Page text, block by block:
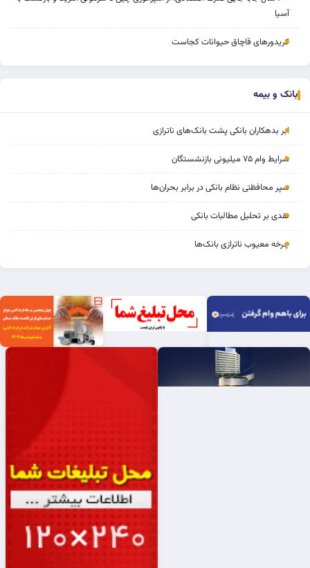
آسیا
کریدورهای قاچاق حیوانات کجاست
بانک و بیمه
ابر بدهکاران بانکی پشت بانک‌های ناترازی
شرایط وام ۷۵ میلیونی بازنشستگان
سپر محافظتی نظام بانکی در برابر بحران‌ها
نقدی بر تحلیل مطالبات بانکی
چرخه‌ معیوب ناترازی بانک‌ها